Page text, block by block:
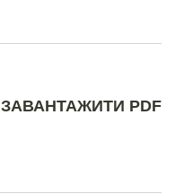
ЗАВАНТАЖИТИ PDF